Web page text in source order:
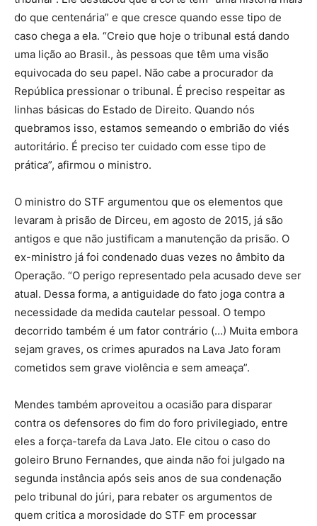
do que centenária” e que cresce quando esse tipo de
caso chega a ela. “Creio que hoje o tribunal está dando
uma lição ao Brasil., às pessoas que têm uma visão
equivocada do seu papel. Não cabe a procurador da
República pressionar o tribunal. É preciso respeitar as
linhas básicas do Estado de Direito. Quando nós
quebramos isso, estamos semeando o embrião do viés
autoritário. É preciso ter cuidado com esse tipo de
prática”, afirmou o ministro.
O ministro do STF argumentou que os elementos que
levaram à prisão de Dirceu, em agosto de 2015, já são
antigos e que não justificam a manutenção da prisão. O
ex-ministro já foi condenado duas vezes no âmbito da
Operação. “O perigo representado pela acusado deve ser
atual. Dessa forma, a antiguidade do fato joga contra a
necessidade da medida cautelar pessoal. O tempo
decorrido também é um fator contrário (…) Muita embora
sejam graves, os crimes apurados na Lava Jato foram
cometidos sem grave violência e sem ameaça”.
Mendes também aproveitou a ocasião para disparar
contra os defensores do fim do foro privilegiado, entre
eles a força-tarefa da Lava Jato. Ele citou o caso do
goleiro Bruno Fernandes, que ainda não foi julgado na
segunda instância após seis anos de sua condenação
pelo tribunal do júri, para rebater os argumentos de
quem critica a morosidade do STF em processar